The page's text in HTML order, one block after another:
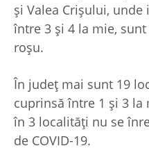
şi Valea Crişului, unde
între 3 şi 4 la mie,
roşu.
În judeţ mai sunt 19
cuprinsă între 1 şi 3 la
în 3 localităţi nu se
de COVID-19.